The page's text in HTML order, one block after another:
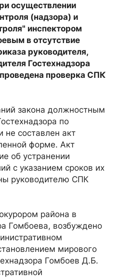
осуществлении
(надзора) и
инспектором
в отсутствие
руководителя,
Гостехнадзора
проверка СПК
закона должностным
по
не составлен акт
форме. Акт
об устранении
с указанием сроков их
руководителю СПК
района в
Гомбоева, возбуждено
мирового
Гомбоев Д.Б.